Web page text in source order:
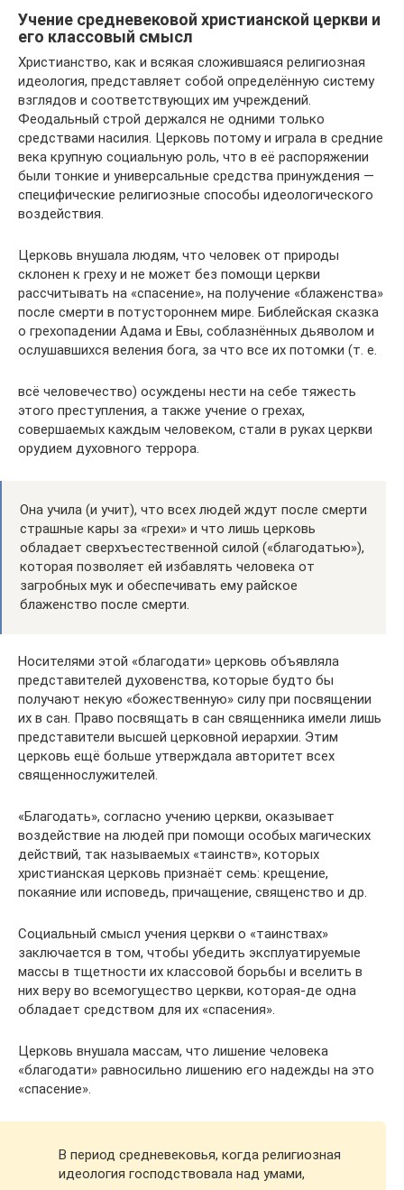
Учение средневековой христианской церкви и
его классовый смысл
Христианство, как и всякая сложившаяся религиозная
идеология, представляет собой определённую систему
взглядов и соответствующих им учреждений.
Феодальный строй держался не одними только
средствами насилия. Церковь потому и играла в средние
века крупную социальную роль, что в её распоряжении
были тонкие и универсальные средства принуждения —
специфические религиозные способы идеологического
воздействия.
Церковь внушала людям, что человек от природы
склонен к греху и не может без помощи церкви
рассчитывать на «спасение», на получение «блаженства»
после смерти в потустороннем мире. Библейская сказка
о грехопадении Адама и Евы, соблазнённых дьяволом и
ослушавшихся веления бога, за что все их потомки (т. е.
всё человечество) осуждены нести на себе тяжесть
этого преступления, а также учение о грехах,
совершаемых каждым человеком, стали в руках церкви
орудием духовного террора.
Она учила (и учит), что всех людей ждут после смерти
страшные кары за «грехи» и что лишь церковь
обладает сверхъестественной силой («благодатью»),
которая позволяет ей избавлять человека от
загробных мук и обеспечивать ему райское
блаженство после смерти.
Носителями этой «благодати» церковь объявляла
представителей духовенства, которые будто бы
получают некую «божественную» силу при посвящении
их в сан. Право посвящать в сан священника имели лишь
представители высшей церковной иерархии. Этим
церковь ещё больше утверждала авторитет всех
священнослужителей.
«Благодать», согласно учению церкви, оказывает
воздействие на людей при помощи особых магических
действий, так называемых «таинств», которых
христианская церковь признаёт семь: крещение,
покаяние или исповедь, причащение, священство и др.
Социальный смысл учения церкви о «таинствах»
заключается в том, чтобы убедить эксплуатируемые
массы в тщетности их классовой борьбы и вселить в
них веру во всемогущество церкви, которая-де одна
обладает средством для их «спасения».
Церковь внушала массам, что лишение человека
«благодати» равносильно лишению его надежды на это
«спасение».
В период средневековья, когда религиозная
идеология господствовала над умами,